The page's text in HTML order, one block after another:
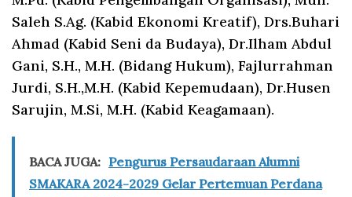
Saleh S.Ag. (Kabid Ekonomi Kreatif), Drs.Buhari
Ahmad (Kabid Seni da Budaya), Dr.Ilham Abdul
Gani, S.H., M.H. (Bidang Hukum), Fajlurrahman
Jurdi, S.H.,M.H. (Kabid Kepemudaan), Dr.Husen
Sarujin, M.Si, M.H. (Kabid Keagamaan).
BACA JUGA: Pengurus Persaudaraan Alumni
SMAKARA 2024-2029 Gelar Pertemuan Perdana